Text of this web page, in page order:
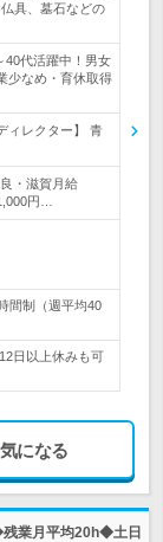
具、墓石などの
40代活躍中！男女
少なめ・育休取得
ィレクター】 青
・滋賀月給
円…
間制（週平均40
日以上休みも可
気になる
業月平均20h◆土日